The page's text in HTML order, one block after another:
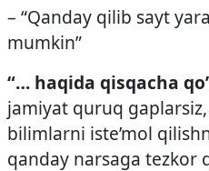
– “Qanday qilib sayt
mumkin”
“… haqida qisqacha
jamiyat quruq
bilimlarni iste’mol
qanday narsaga tezkor